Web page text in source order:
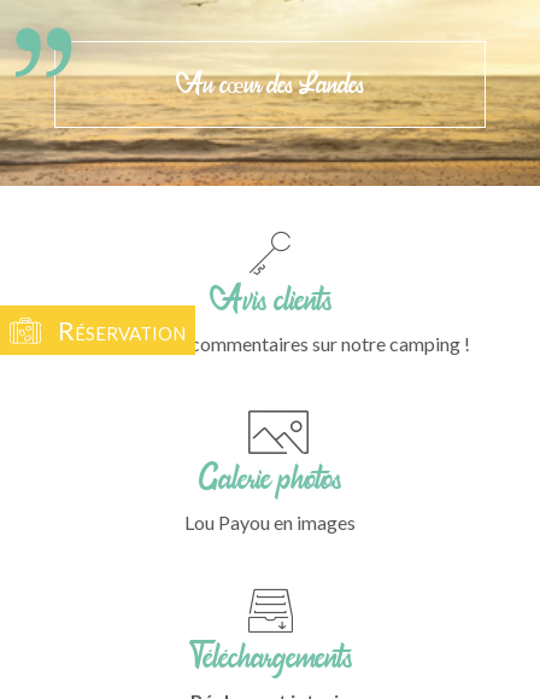
Réservation
Au cœur des Landes
Avis clients
Découvrez les commentaires sur notre camping !
Galerie photos
Lou Payou en images
Téléchargements